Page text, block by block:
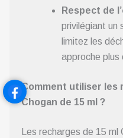
Respect de
privilégiant un
limitez les
approche plus
Comment utiliser les
Chogan de 15 ml ?
Les recharges de 15